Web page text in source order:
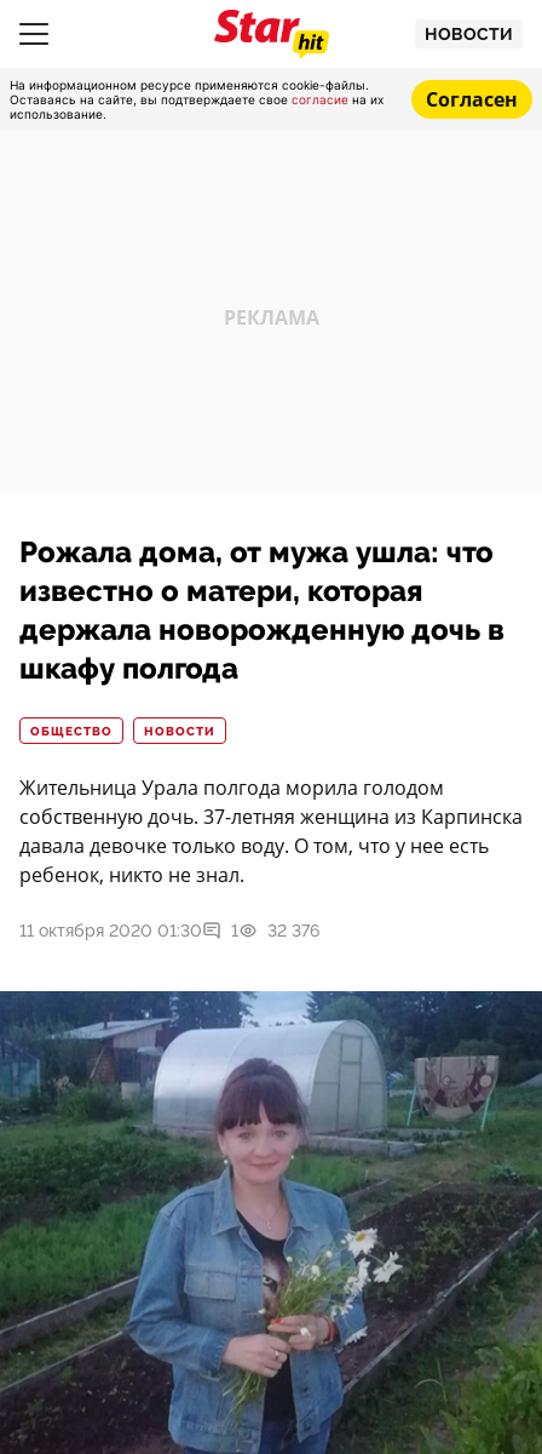
НОВОСТИ
На информационном ресурсе применяются cookie-файлы.
Оставаясь на сайте, вы подтверждаете свое согласие на их
использование.
Согласен
Рожала дома, от мужа ушла: что
известно о матери, которая
держала новорожденную дочь в
шкафу полгода
ОБЩЕСТВО НОВОСТИ
Жительница Урала полгода морила голодом
собственную дочь. 37-летняя женщина из Карпинска
давала девочке только воду. О том, что у нее есть
ребенок, никто не знал.
11 октября 2020 01:30 1 32 376